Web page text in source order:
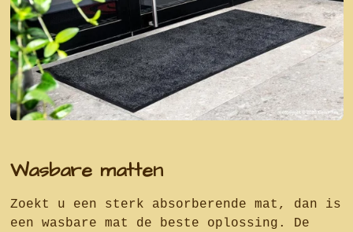
Wasbare matten
Zoekt u een sterk absorberende mat, dan is
een wasbare mat de beste oplossing. De